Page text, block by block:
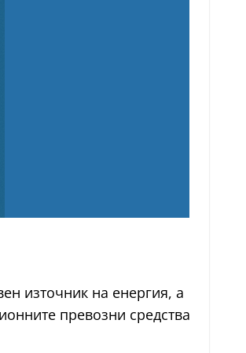
източник на енергия, а
превозни средства